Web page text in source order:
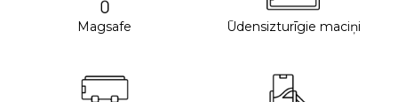
Magsafe Ūdensizturīgie maciņi